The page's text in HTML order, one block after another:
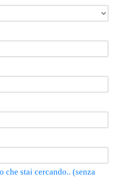
stai cercando.. (senza